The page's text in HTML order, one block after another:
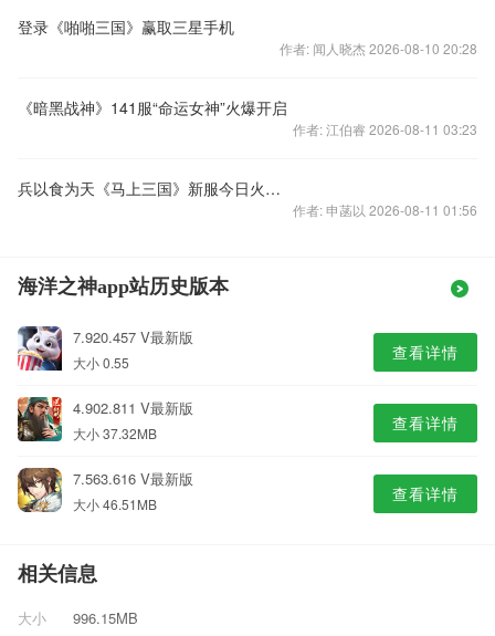
登录《啪啪三国》赢取三星手机
作者: 闻人晓杰 2026-08-10 20:28
《暗黑战神》141服“命运女神”火爆开启
作者: 江伯睿 2026-08-11 03:23
兵以食为天《马上三国》新服今日火爆开启
作者: 申菡以 2026-08-11 01:56
海洋之神app站历史版本
7.920.457 V最新版
大小 0.55 查看详情
4.902.811 V最新版
大小 37.32MB 查看详情
7.563.616 V最新版
大小 46.51MB 查看详情
相关信息
大小
996.15MB